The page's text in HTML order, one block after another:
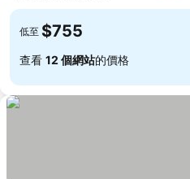
低至 $755
查看 12 個網站的價格